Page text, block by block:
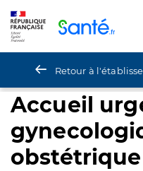
Retour à
Accueil
obstétrique